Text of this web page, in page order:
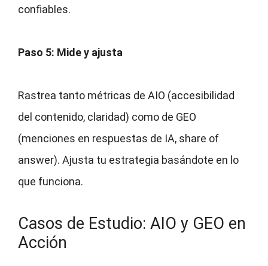
confiables.
Paso 5: Mide y ajusta
Rastrea tanto métricas de AIO (accesibilidad
del contenido, claridad) como de GEO
(menciones en respuestas de IA, share of
answer). Ajusta tu estrategia basándote en lo
que funciona.
Casos de Estudio: AIO y GEO en
Acción